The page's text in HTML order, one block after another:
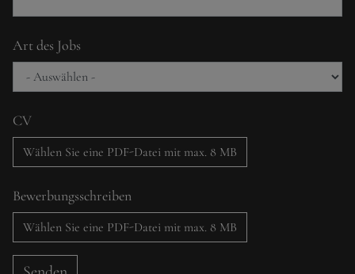
Art des Jobs
CV
Wählen Sie eine PDF-Datei mit max. 8 MB
Bewerbungsschreiben
Wählen Sie eine PDF-Datei mit max. 8 MB